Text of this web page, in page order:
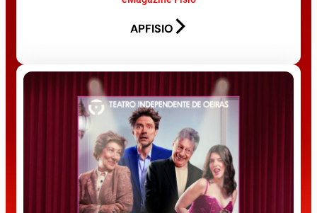
APFISIO